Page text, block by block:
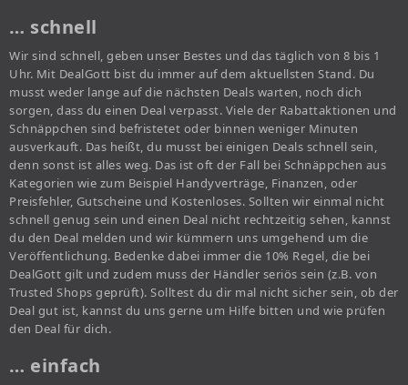
… schnell
Wir sind schnell, geben unser Bestes und das täglich von 8 bis 1
Uhr. Mit DealGott bist du immer auf dem aktuellsten Stand. Du
musst weder lange auf die nächsten Deals warten, noch dich
sorgen, dass du einen Deal verpasst. Viele der Rabattaktionen und
Schnäppchen sind befristetet oder binnen weniger Minuten
ausverkauft. Das heißt, du musst bei einigen Deals schnell sein,
denn sonst ist alles weg. Das ist oft der Fall bei Schnäppchen aus
Kategorien wie zum Beispiel Handyverträge, Finanzen, oder
Preisfehler, Gutscheine und Kostenloses. Sollten wir einmal nicht
schnell genug sein und einen Deal nicht rechtzeitig sehen, kannst
du den Deal melden und wir kümmern uns umgehend um die
Veröffentlichung. Bedenke dabei immer die 10% Regel, die bei
DealGott gilt und zudem muss der Händler seriös sein (z.B. von
Trusted Shops geprüft). Solltest du dir mal nicht sicher sein, ob der
Deal gut ist, kannst du uns gerne um Hilfe bitten und wie prüfen
den Deal für dich.
… einfach